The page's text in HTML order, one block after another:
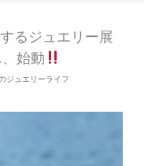
るジュエリー展
始動
ジュエリーライフ